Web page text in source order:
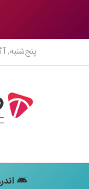
پنج‌شنبه,